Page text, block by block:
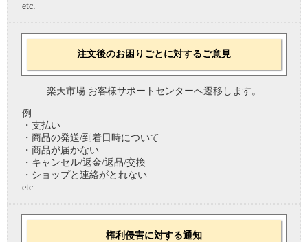
etc.
注文後のお困りごとに対するご意見
楽天市場 お客様サポートセンターへ遷移します。
例
・支払い
・商品の発送/到着日時について
・商品が届かない
・キャンセル/返金/返品/交換
・ショップと連絡がとれない
etc.
権利侵害に対する通知